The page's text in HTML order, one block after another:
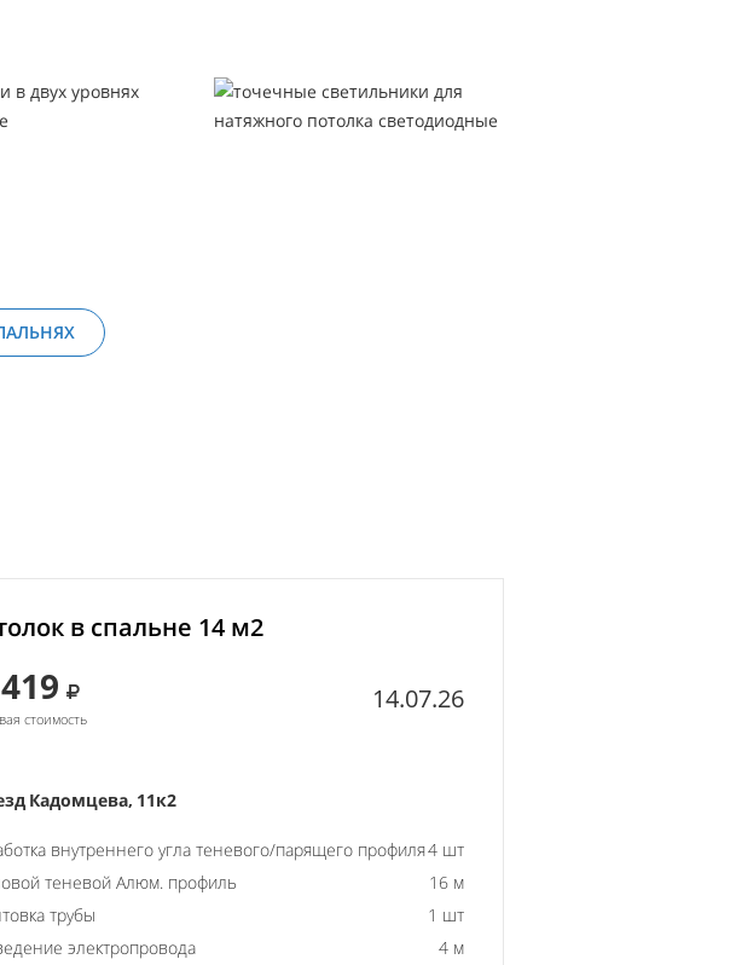
в спальне 14 м2
стоимость
14.07.26
Кадомцева, 11к2
внутреннего угла теневого/парящего профиля4 шт
теневой Алюм. профиль
16 м
трубы
1 шт
электропровода
4 м